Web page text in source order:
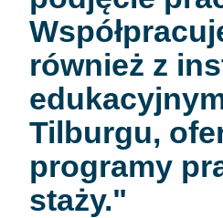
również z
Tilburgu,
programy
staży.